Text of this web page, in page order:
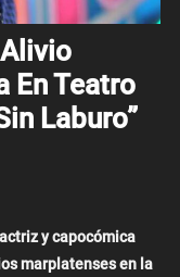
En Teatro
Laburo”
y capocómica
marplatenses en la